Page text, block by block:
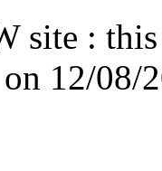
site : this
12/08/